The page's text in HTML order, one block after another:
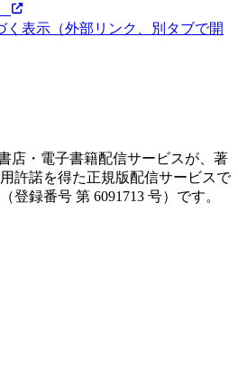
く表示 （外部リンク、別タブで開
店・電子書籍配信サービスが、著
許諾を得た正規版配信サービスで
登録番号 第 6091713 号）です。